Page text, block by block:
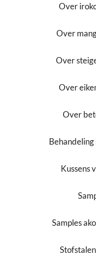
Over
Over
Over
Over
Over
Kussens
Samples